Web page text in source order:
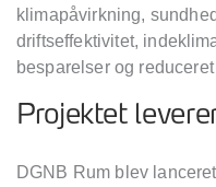
klimapåvirkning,
driftseffektivitet,
besparelser og
Projektet
DGNB Rum blev